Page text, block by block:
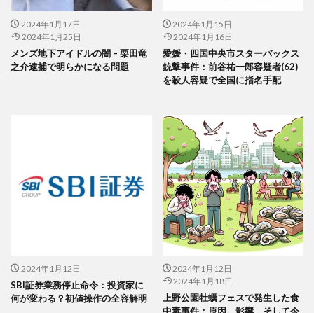
2024年1月17日
2024年1月25日
メンズ地下アイドルの闇 – 栗田竜
之介逮捕で明らかになる問題
2024年1月15日
2024年1月16日
愛媛・四国中央市スターバックス
銃撃事件：前谷祐一郎容疑者(62)
を殺人容疑で全国に指名手配
2024年1月12日
SBI証券業務停止命令：投資家に
何が変わる？初値操作の全容解明
2024年1月12日
2024年1月18日
上野公園牡蠣フェスで発生した食